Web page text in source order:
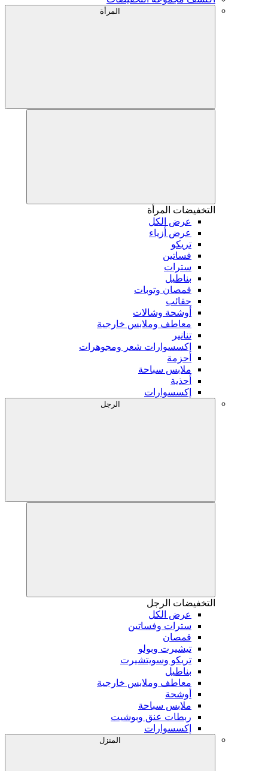
المرأة
التخفيضات المرأة
عرض الكل
عرض أزياء
تريكو
فساتين
سترات
بناطيل
قمصان وتوبات
حقائب
أوشحة وشالات
معاطف وملابس خارجية
تنانير
إكسسوارات شعر ومجوهرات
أحزمة
ملابس سباحة
أحذية
إكسسوارات
الرجل
التخفيضات الرجل
عرض الكل
سترات وفساتين
قمصان
تيشيرت وبولو
تريكو وسويتشيرت
بناطيل
معاطف وملابس خارجية
أوشحة
ملابس سباحة
ربطات عنق وبوشيت
إكسسوارات
المنزل